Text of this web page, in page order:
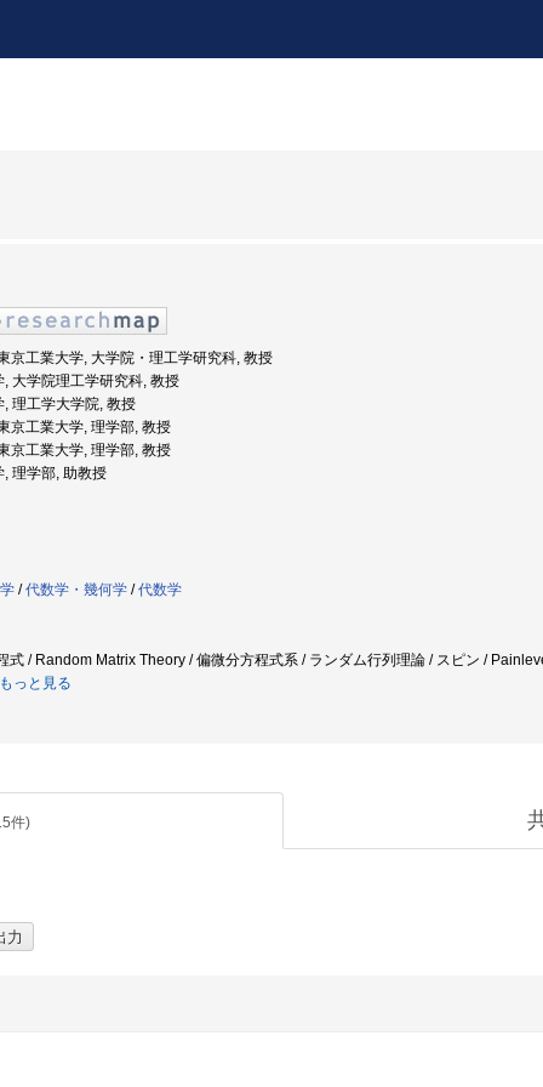
京工業大学, 大学院・理工学研究科, 教授
大学院理工学研究科, 教授
理工学大学院, 教授
京工業大学, 理学部, 教授
京工業大学, 理学部, 教授
理学部, 助教授
/代数学・幾何学 /代数学
式 / Random Matrix Theory / 偏微分方程式系 / ランダム行列理論 / スピン /
もっと見る
件)